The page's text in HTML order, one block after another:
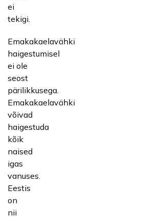
ei
tekigi.
Emakakaelavähki
haigestumisel
ei ole
seost
pärilikkusega.
Emakakaelavähki
võivad
haigestuda
kõik
naised
igas
vanuses.
Eestis
on
nii